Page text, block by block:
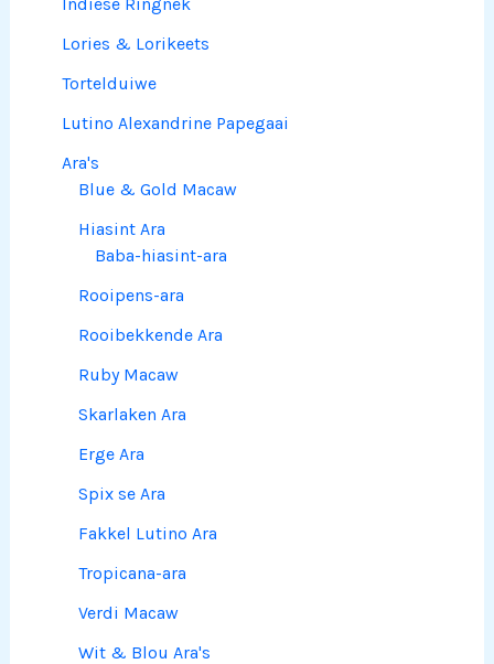
Lories & Lorikeets
Tortelduiwe
Lutino Alexandrine Papegaai
Ara's
Blue & Gold Macaw
Hiasint Ara
Baba-hiasint-ara
Rooipens-ara
Rooibekkende Ara
Ruby Macaw
Skarlaken Ara
Erge Ara
Spix se Ara
Fakkel Lutino Ara
Tropicana-ara
Verdi Macaw
Wit & Blou Ara's